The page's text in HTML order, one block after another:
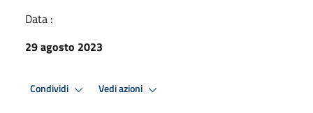
Data :
29 agosto 2023
Condividi Vedi azioni